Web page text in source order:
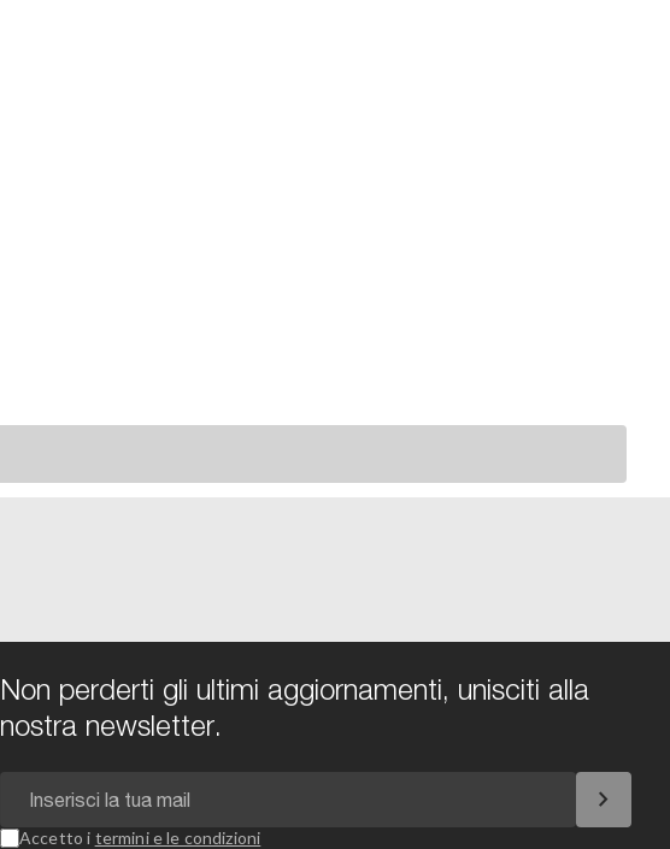
Non perderti gli ultimi aggiornamenti, unisciti alla
nostra newsletter.
chevron_right
Accetto i termini e le condizioni